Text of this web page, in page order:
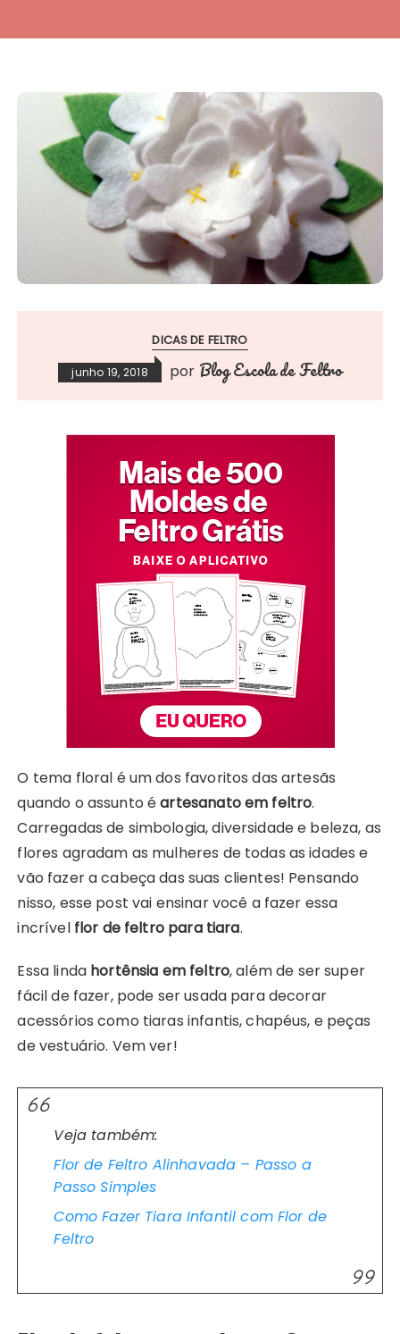
DICAS DE FELTRO
junho 19, 2018 por Blog Escola de Feltro
O tema floral é um dos favoritos das artesãs
quando o assunto éartesanato em feltro.
Carregadas de simbologia, diversidade e beleza, as
flores agradam as mulheres de todas as idades e
vão fazer a cabeça das suas clientes! Pensando
nisso, esse post vai ensinar você a fazer essa
incrível flor de feltro para tiara.
Essa linda hortênsia em feltro, além de ser super
fácil de fazer, pode ser usada para decorar
acessórios como tiaras infantis, chapéus, e peças
de vestuário. Vem ver!
Veja também:
Flor de Feltro Alinhavada – Passo a
Passo Simples
Como Fazer Tiara Infantil com Flor de
Feltro